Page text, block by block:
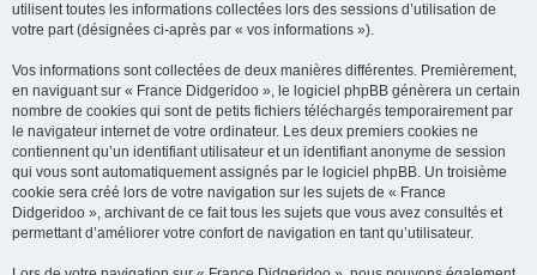
utilisent toutes les informations collectées lors des sessions d’utilisation de
votre part (désignées ci-après par « vos informations »).
Vos informations sont collectées de deux manières différentes. Premièrement,
en naviguant sur « France Didgeridoo », le logiciel phpBB génèrera un certain
nombre de cookies qui sont de petits fichiers téléchargés temporairement par
le navigateur internet de votre ordinateur. Les deux premiers cookies ne
contiennent qu’un identifiant utilisateur et un identifiant anonyme de session
qui vous sont automatiquement assignés par le logiciel phpBB. Un troisième
cookie sera créé lors de votre navigation sur les sujets de « France
Didgeridoo », archivant de ce fait tous les sujets que vous avez consultés et
permettant d’améliorer votre confort de navigation en tant qu’utilisateur.